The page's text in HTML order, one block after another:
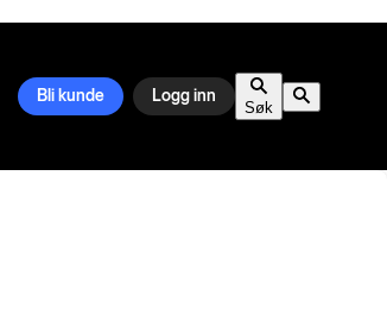
Bli kunde Logg inn
Søk